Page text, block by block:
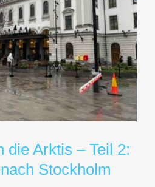
die Arktis – Teil 2:
Stockholm